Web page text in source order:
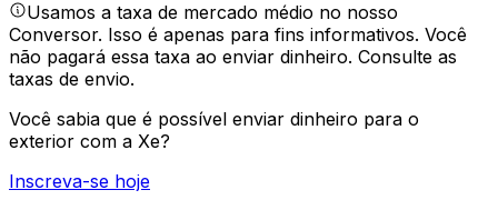
Usamos a taxa de mercado médio no nosso
Conversor. Isso é apenas para fins informativos. Você
não pagará essa taxa ao enviar dinheiro. Consulte as
taxas de envio.
Você sabia que é possível enviar dinheiro para o
exterior com a Xe?
Inscreva-se hoje